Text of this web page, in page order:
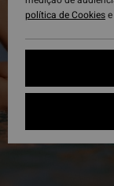
política de Cookiese